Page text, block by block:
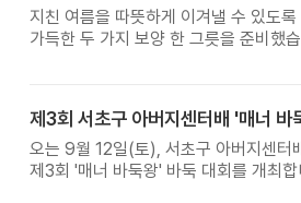
지친 여름을 따뜻하게 이겨낼 수 있도록
가득한 두 가지 보양 한 그릇을 준비했
오는 9월 12일(토), 서초구 아버지센터
제3회 '매너 바둑왕' 바둑 대회를 개최합